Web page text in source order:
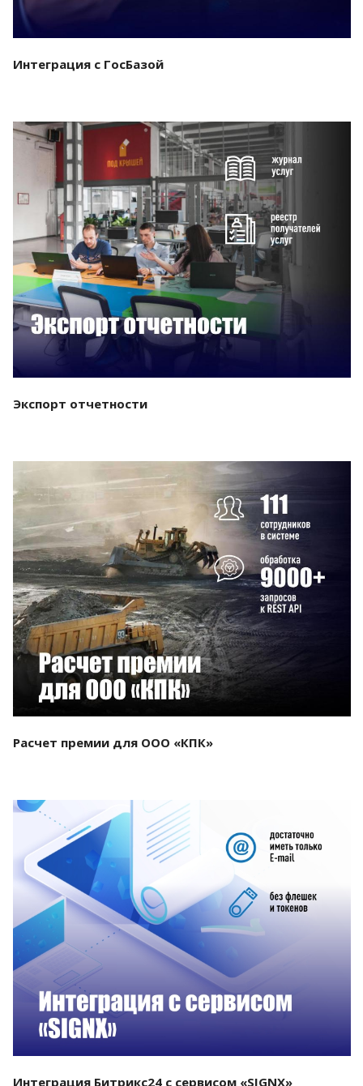
Интеграция с ГосБазой
Смотреть проект
Экспорт отчетности
Смотреть проект
Расчет премии для ООО «КПК»
Смотреть проект
Интеграция Битрикс24 с сервисом «SIGNX»